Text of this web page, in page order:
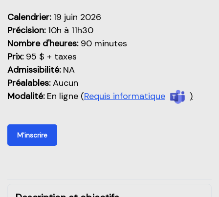
Calendrier: 19 juin 2026
Précision:10h à 11h30
Nombre d'heures:90 minutes
Prix: 95 $ + taxes
Admissibilité:NA
Préalables:Aucun
Modalité:En ligne (Requis informatique )
M'inscrire